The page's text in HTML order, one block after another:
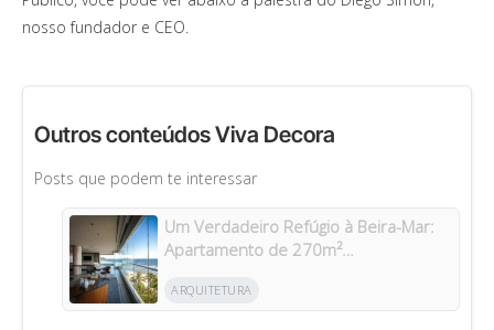
nosso fundador e CEO.
Outros conteúdos Viva Decora
Posts que podem te interessar
Um Verdadeiro Refúgio à Beira-Mar:
Apartamento de 270m²
Riviera
ARQUITETURA